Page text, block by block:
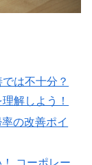
は不十分？
解しよう！
の改善ポイ